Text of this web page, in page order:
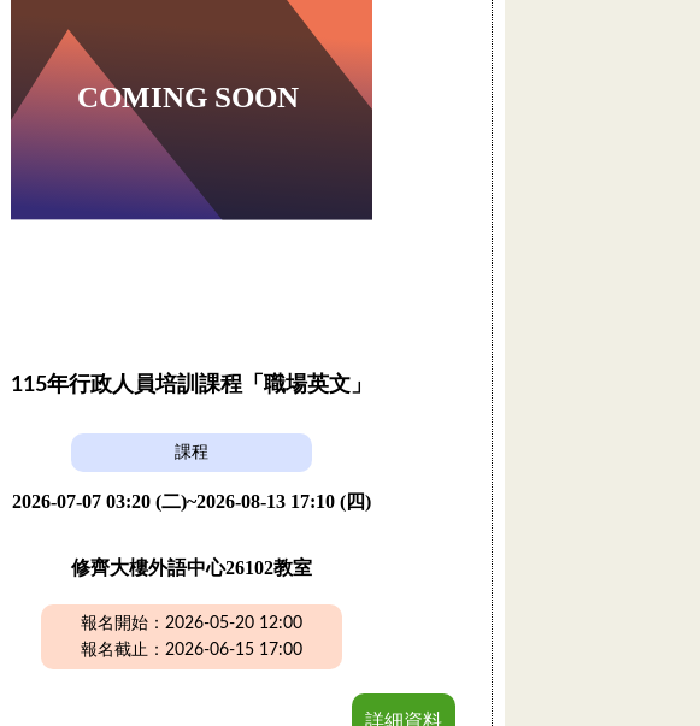
115年行政人員培訓課程「職場英文」
課程
2026-07-07 03:20 (二)~2026-08-13 17:10 (四)
修齊大樓外語中心26102教室
報名開始：2026-05-20 12:00
報名截止：2026-06-15 17:00
詳細資料